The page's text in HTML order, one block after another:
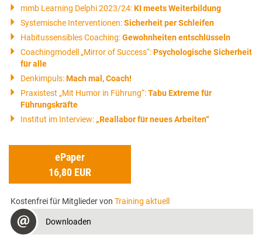
mmb Learning Delphi 2023/24:KI meets Weiterbildung
Systemische Interventionen:Sicherheit per Schleifen
Habitussensibles Coaching:Gewohnheiten entschlüsseln
Coachingmodell „Mirror of Success“:Psychologische Sicherheit
für alle
Denkimpuls:Mach mal, Coach!
Praxistest „Mit Humor in Führung“:Tabu Extreme für
Führungskräfte
Institut im Interview: „Reallabor für neues Arbeiten“
ePaper
16,80 EUR
Kostenfrei für Mitglieder von Training aktuell
Downloaden